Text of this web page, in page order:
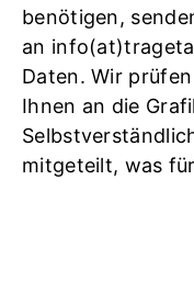
benötigen,
an
Daten. Wir
Ihnen an die
mitgeteilt, was